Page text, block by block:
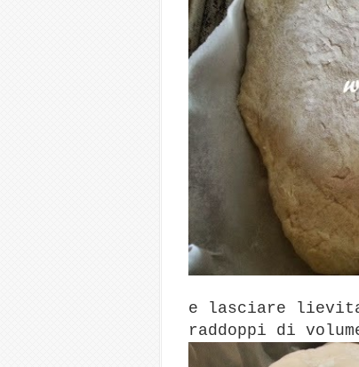
e lasciare
raddoppi di